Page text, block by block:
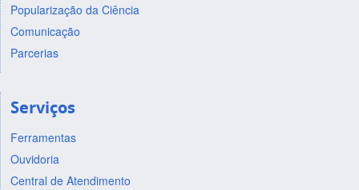
Popularização da Ciência
Comunicação
Parcerias
Serviços
Ferramentas
Ouvidoria
Central de Atendimento